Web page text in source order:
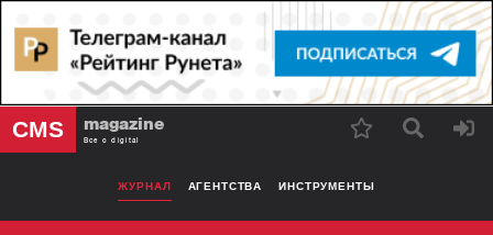
CMS magazine
Все о digital
ЖУРНАЛ АГЕНТСТВА ИНСТРУМЕНТЫ